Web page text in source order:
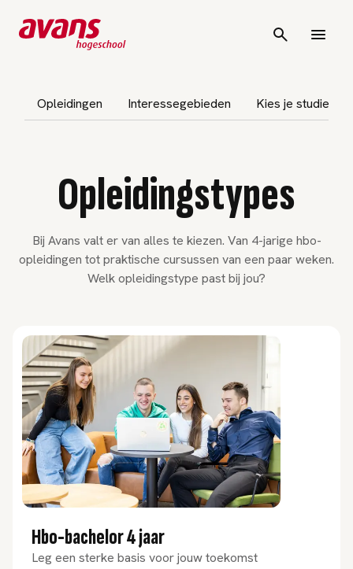
Opleidingen
Interessegebieden Kies je studie
Opleidingstypes
Bij Avans valt er van alles te kiezen. Van 4-jarige hbo-
opleidingen tot praktische cursussen van een paar weken.
Welk opleidingstype past bij jou?
Hbo-bachelor 4 jaar
Leg een sterke basis voor jouw toekomst